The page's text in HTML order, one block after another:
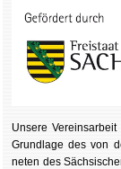
Unsere
Grund­lage des von
ne­ten des